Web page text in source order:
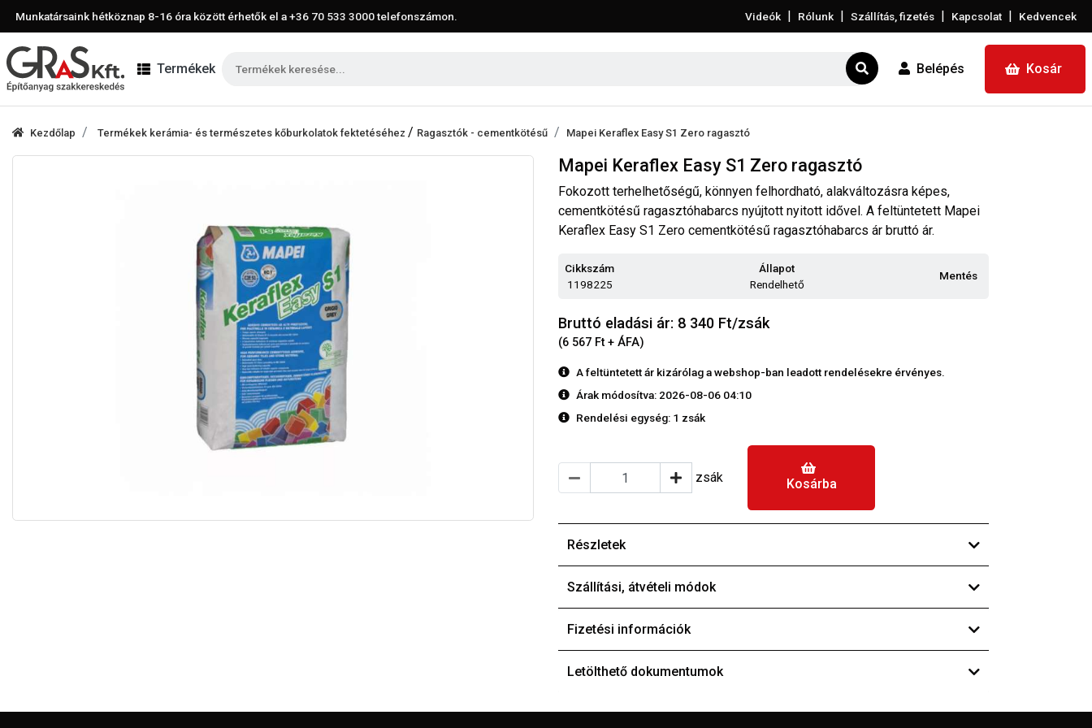
Munkatársaink hétköznap 8-16 óra között érhetők el a+36 70 533 3000telefonszámon. Videók | Rólunk | Szállítás, fizetés | Kapcsolat | Kedvencek
Termékek Belépés Kosár
Kezdőlap Termékek kerámia- és természetes kőburkolatok fektetéséhez / Ragasztók - cementkötésű Mapei Keraflex Easy S1 Zero ragasztó
Mapei Keraflex Easy S1 Zero ragasztó
Fokozott terhelhetőségű, könnyen felhordható, alakváltozásra képes,
cementkötésű ragasztóhabarcs nyújtott nyitott idővel. A feltüntetett Mapei
Keraflex Easy S1 Zero cementkötésű ragasztóhabarcs ár bruttó ár.
Cikkszám
1198225
Állapot
Rendelhető
Mentés
Bruttó eladási ár: 8 340 Ft/zsák
(6 567 Ft + ÁFA)
A feltüntetett ár kizárólag a webshop-ban leadott rendelésekre érvényes.
Árak módosítva: 2026-08-06 04:10
Rendelési egység: 1 zsák
zsák Kosárba
Részletek
Szállítási, átvételi módok
Fizetési információk
Letölthető dokumentumok